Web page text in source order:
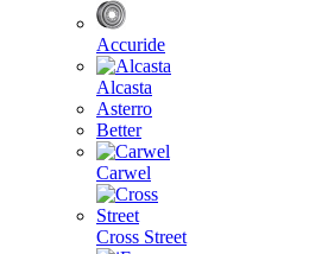
Accuride
Alcasta
Asterro
Better
Carwel
Cross Street